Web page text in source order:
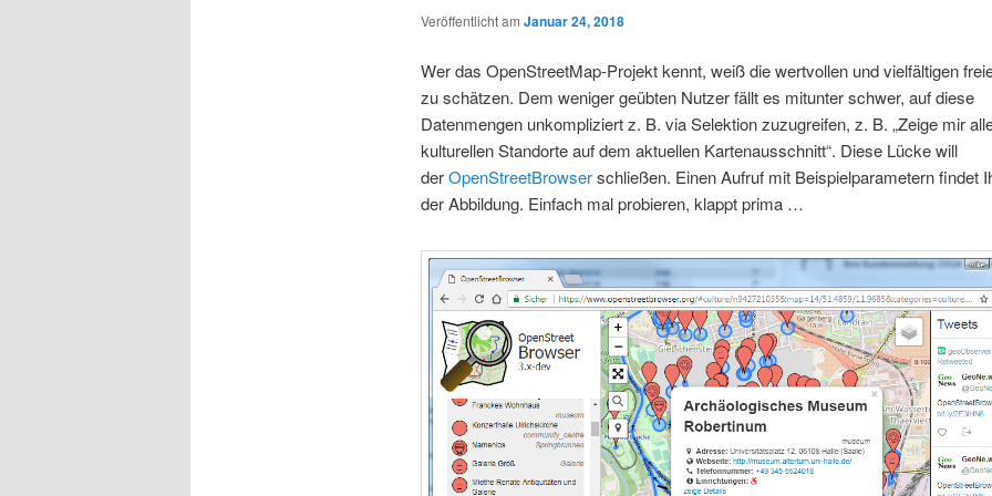
Veröffentlicht am Januar 24, 2018
Wer das OpenStreetMap-Projekt kennt, weiß die wertvollen und vielfältigen
zu schätzen. Dem weniger geübten Nutzer fällt es mitunter schwer, auf diese
Datenmengen unkompliziert z. B. via Selektion zuzugreifen, z. B. „Zeige mir
kulturellen Standorte auf dem aktuellen Kartenausschnitt“. Diese Lücke will
derOpenStreetBrowserschließen. Einen Aufruf mit Beispielparametern findet
der Abbildung. Einfach mal probieren, klappt prima …